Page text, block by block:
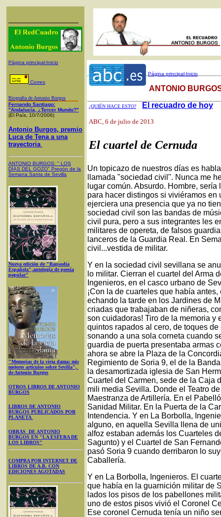
Página principal-Inicio
Correo
Biografía de Antonio Burgos
Fernando Santiago:
"Andalucía, ¿Tercer Mundo?"
(El País, 10/7/2006)
Antonio Burgos, premio
Luca de Tena a una
trayectoria
ANTONIO BURGOS: " LOS
DÍAS DEL GOZO" Pregón de la
Semana Santa de Sevilla
Nueva edición de "Rapsodia
Española",antología de poesía
popular"
"Memorias de la vieja dama: mis
mejores artículos sobre Sevilla",
de Antonio Burgos
OTROS LIBROS DE ANTONIO
BURGOS
LIBROS DE ANTONIO
BURGOS PUBLICADOS POR
PLANETA
OBRAS DE ANTONIO
BURGOS EN "LA ESFERA DE
LOS LIBROS"
COMPRA POR INTERNET DE
LIBROS DE A.B. CON
EDICIONES AGOTADAS
Página principal-Inicio
¿QUIÉN HACE ESTO? El recuadro de hoy
ANTONIO
ABC, 6 de julio de 2013
El cuartel de Cernuda
Un topicazo de nuestros días es
llamada "sociedad civil". Nunca me
lugar común. Absurdo. Hombre,
para hacer distingos si viviéramos
ejerciera una presencia que ya no
sociedad civil son las bandas de
civil pura, pero a sus integrantes les
militares de opereta, de falsos
lanceros de la Guardia Real. En
civil...vestida de militar.
Y en la sociedad civil sevillana se
lo militar. Cierran el cuartel del Arma
Ingenieros, en el casco urbano de
¡Con la de cuarteles que había
echando la tarde en los Jardines de
criadas que trabajaban de niñeras,
son cuidadoras! Tiro de la memoria
quintos rapados al cero, de toques
sonando a una sola corneta cuando
guardia de puerta presentaba armas
ahora se abre la Plaza de la
Regimiento de Soria 9, el de la
la desamortizada iglesia de San
Cuartel del Carmen, sede de la Caja
mili media Sevilla. Donde el Teatro
Maestranza de Artillería. En el
Sanidad Militar. En la Puerta de la
Intendencia. Y en La Borbolla,
alguno, en aquella Sevilla llena de
alfoz estaban además los Cuarteles
Sagunto) y el Cuartel de San
pasó Soria 9 cuando derribaron lo
Caballería.
Y en La Borbolla, Ingenieros. El
que había en la guarnición militar de
lados los pisos de los pabellones
uno de estos pisos vivió el Coronel
Ese coronel Cernuda tenía un niño